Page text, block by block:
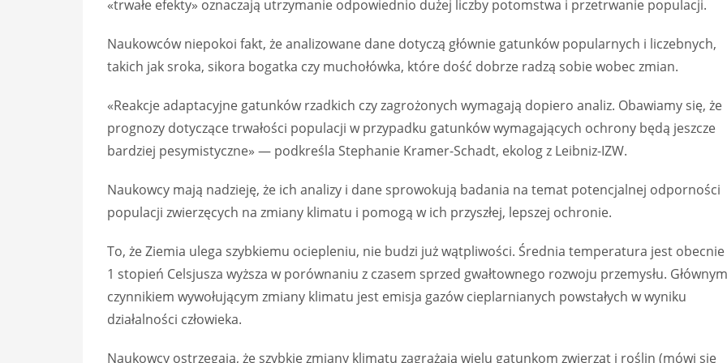
«trwałe efekty» oznaczają utrzymanie odpowiednio dużej liczby potomstwa i przetrwanie populacji.
Naukowców niepokoi fakt, że analizowane dane dotyczą głównie gatunków popularnych i liczebnych,
takich jak sroka, sikora bogatka czy muchołówka, które dość dobrze radzą sobie wobec zmian.
«Reakcje adaptacyjne gatunków rzadkich czy zagrożonych wymagają dopiero analiz. Obawiamy się, że
prognozy dotyczące trwałości populacji w przypadku gatunków wymagających ochrony będą jeszcze
bardziej pesymistyczne» — podkreśla Stephanie Kramer-Schadt, ekolog z Leibniz-IZW.
Naukowcy mają nadzieję, że ich analizy i dane sprowokują badania na temat potencjalnej odporności
populacji zwierzęcych na zmiany klimatu i pomogą w ich przyszłej, lepszej ochronie.
To, że Ziemia ulega szybkiemu ociepleniu, nie budzi już wątpliwości. Średnia temperatura jest
1 stopień Celsjusza wyższa w porównaniu z czasem sprzed gwałtownego rozwoju przemysłu. Głównym
czynnikiem wywołującym zmiany klimatu jest emisja gazów cieplarnianych powstałych w wyniku
działalności człowieka.
Naukowcy ostrzegają, że szybkie zmiany klimatu zagrażają wielu gatunkom zwierząt i roślin (mówi się